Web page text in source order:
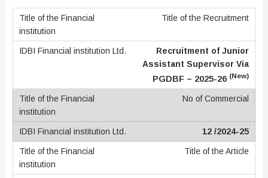
Title of the Recruitment
Recruitment of Junior
Assistant Supervisor Via
PGDBF – 2025-26 (New)
No of Commercial
12 /2024-25
Title of the Article